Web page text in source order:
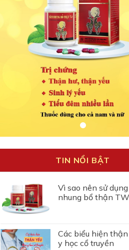
TIN NỔI BẬT
Vì sao nên sử
nhung bổ thận
Các biểu hiện
y học cổ truyền